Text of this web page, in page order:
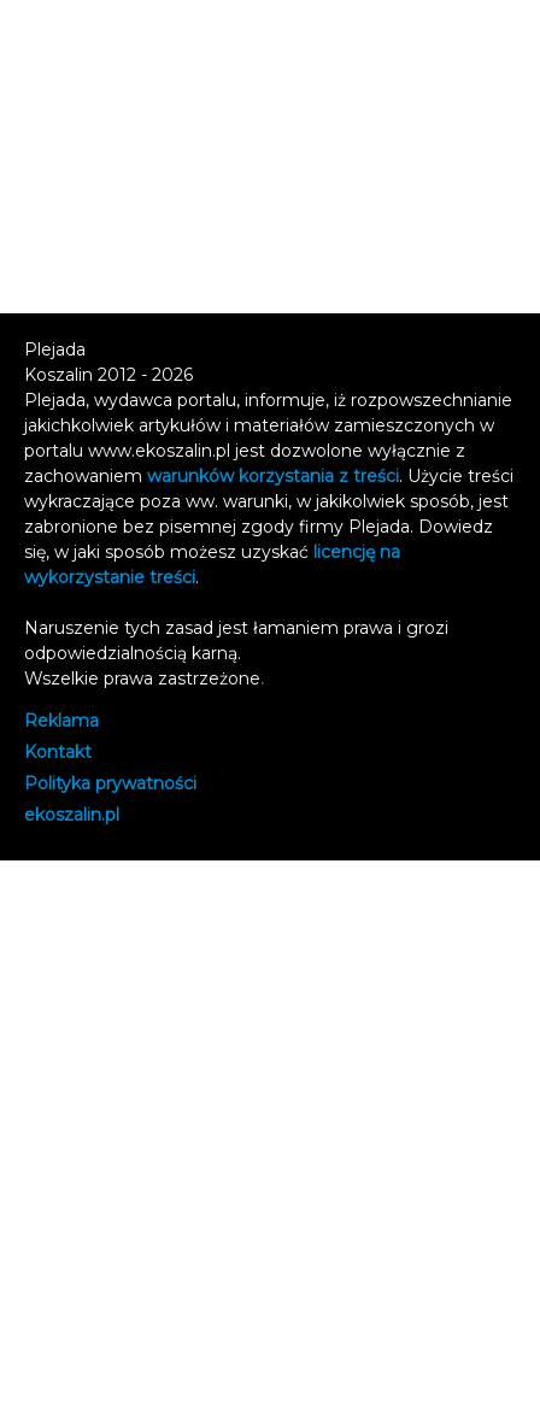
Plejada
Koszalin 2012 - 2026
Plejada, wydawca portalu, informuje, iż rozpowszechnianie
jakichkolwiek artykułów i materiałów zamieszczonych w
portalu www.ekoszalin.pl jest dozwolone wyłącznie z
zachowaniem warunków korzystania z treści. Użycie treści
wykraczające poza ww. warunki, w jakikolwiek sposób, jest
zabronione bez pisemnej zgody firmy Plejada. Dowiedz
się, w jaki sposób możesz uzyskać licencję na
wykorzystanie treści.
Naruszenie tych zasad jest łamaniem prawa i grozi
odpowiedzialnością karną.
Wszelkie prawa zastrzeżone.
Reklama
Kontakt
Polityka prywatności
ekoszalin.pl